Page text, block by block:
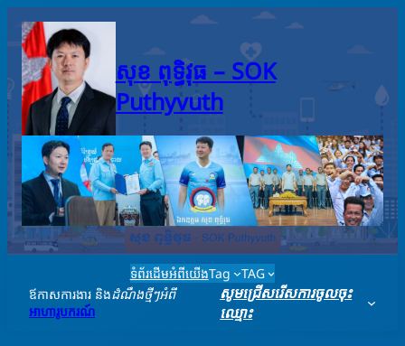
content
សុខ ពុទ្ធិវុធ – SO​K
Puthyvuth
ទំព័រដើមអំពីយើងTag
TAG
ឪកាសការងារ និងដំណឹងថ្មីៗអំពី
អាហារូបករណ៍
សូមជ្រើសរើសការចូលចុះ
ឈ្មោះ